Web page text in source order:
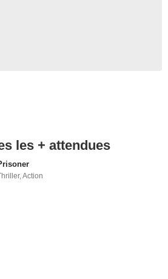
les + attendues
,Action